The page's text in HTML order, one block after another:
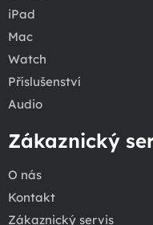
iPad
Mac
Watch
Příslušenství
Audio
Zákaznický
O nás
Kontakt
Zákaznický servis